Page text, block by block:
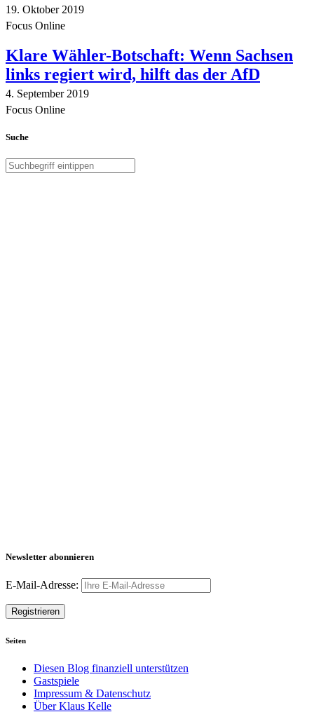
19. Oktober 2019
Focus Online
Klare Wähler-Botschaft: Wenn Sachsen
links regiert wird, hilft das der AfD
4. September 2019
Focus Online
Suche
Newsletter abonnieren
E-Mail-Adresse:
Seiten
Diesen Blog finanziell unterstützen
Gastspiele
Impressum & Datenschutz
Über Klaus Kelle